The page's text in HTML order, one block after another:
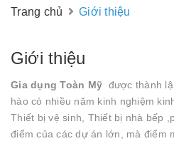
Trang chủ Giới thiệu
Giới thiệu
Gia dụng Toàn Mỹ được thành
hào có nhiều năm kinh nghiệm
Thiết bị vệ sinh, Thiết bị nhà bếp
điểm của các dự án lớn, mà điểm